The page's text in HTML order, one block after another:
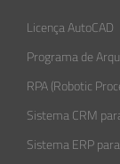
Licença AutoCAD
Programa de
RPA (Robotic
Sistema CRM
Sistema ERP